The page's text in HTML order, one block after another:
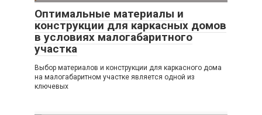
Оптимальные материалы и
конструкции для каркасных домов
в условиях малогабаритного
участка
Выбор материалов и конструкции для каркасного дома
на малогабаритном участке является одной из
ключевых